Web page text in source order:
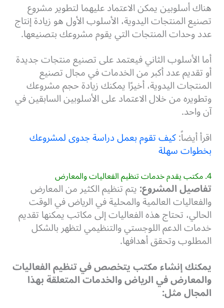
هناك أسلوبين يمكن الاعتماد عليهما لتطوير مشروع
تصنيع المنتجات اليدوية، الأسلوب الأول هو زيادة إنتاج
عدد وحدات المنتجات التي يقوم مشروعك بتصنيعها.
أما الأسلوب الثاني فيعتمد على تصنيع منتجات جديدة
أو تقديم عدد أكبر من الخدمات في مجال تصنيع
المنتجات اليدوية، أخيرًا يمكنك زيادة حجم مشروعك
وتطويره من خلال الاعتماد على الأسلوبين السابقين في
آن واحد.
اقرأ أيضاً:كيف تقوم بعمل دراسة جدوى لمشروعك
بخطوات سهلة
4. مكتب يقدم خدمات تنظيم الفعاليات والمعارض
تفاصيل المشروع:يتم تنظيم الكثير من المعارض
والفعاليات العالمية والمحلية في الرياض في الوقت
الحالي، تحتاج هذه الفعاليات إلى مكاتب يمكنها تقديم
خدمات الدعم اللوجستي والتنظيمي لتظهر بالشكل
المطلوب وتحقق أهدافها.
يمكنك إنشاء مكتب يتخصص في تنظيم الفعاليات
والمعارض في الرياض والخدمات المتعلقة بهذا
المجال مثل: